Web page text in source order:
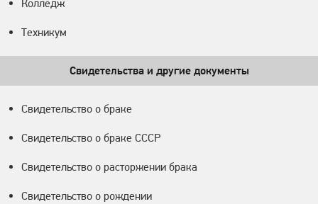
Колледж
Техникум
Свидетельства и другие документы
Свидетельство о браке
Свидетельство о браке СССР
Свидетельство о расторжении брака
Свидетельство о рождении